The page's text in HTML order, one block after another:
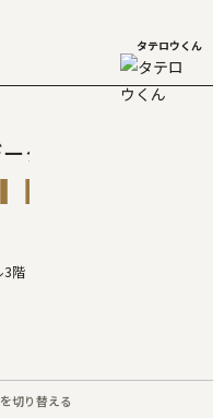
タテロウくん
タベース
3階
切り替える